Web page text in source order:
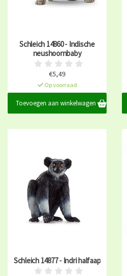
Schleich 14860 - Indische
neushoornbaby
€5,49
Op voorraad
Toevoegen aan winkelwagen
Schleich 14877 - Indri halfaap